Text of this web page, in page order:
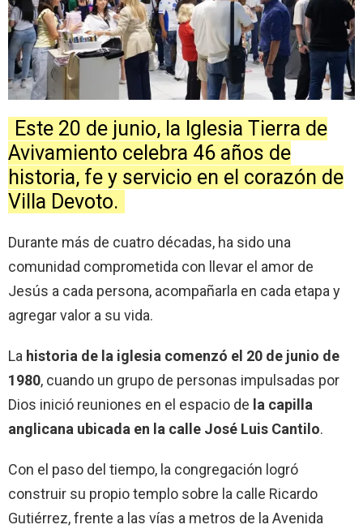
Este 20 de junio, la Iglesia Tierra de
Avivamiento celebra 46 años de
historia, fe y servicio en el corazón de
Villa Devoto.
Durante más de cuatro décadas, ha sido una
comunidad comprometida con llevar el amor de
Jesús a cada persona, acompañarla en cada etapa y
agregar valor a su vida.
La historia de la iglesia comenzó el 20 de junio de
1980, cuando un grupo de personas impulsadas por
Dios inició reuniones en el espacio de la capilla
anglicana ubicada en la calle José Luis Cantilo.
Con el paso del tiempo, la congregación logró
construir su propio templo sobre la calle Ricardo
Gutiérrez, frente a las vías a metros de la Avenida